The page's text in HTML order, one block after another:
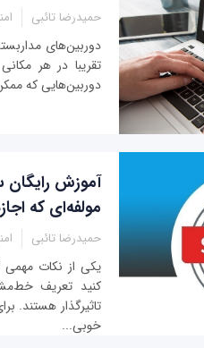
حمیدرضا تائبی
دوربین‌های
تقریبا در هر
دوربین‌هایی که
مولفه‌ای که
حمیدرضا تائبی
یکی از نکات
کنید تعریف
تاثیرگذار هستند.
خوبی...